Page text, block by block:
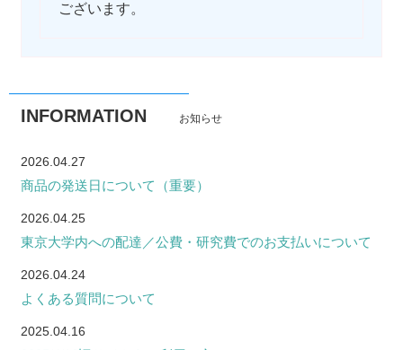
ございます。
INFORMATION お知らせ
2026.04.27
商品の発送日について（重要）
2026.04.25
東京大学内への配達／公費・研究費でのお支払いについて
2026.04.24
よくある質問について
2025.04.16